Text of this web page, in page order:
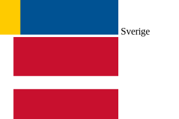
Sverige